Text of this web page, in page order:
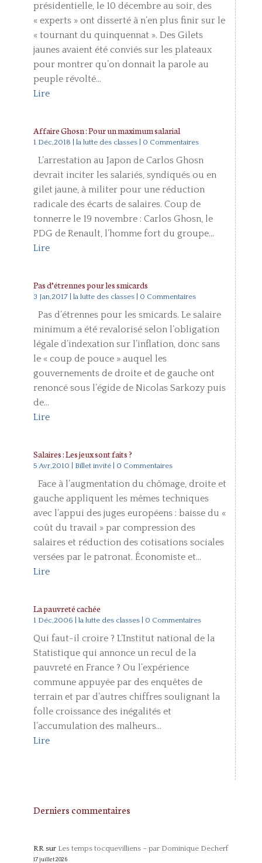
présidentielle, le 10 décembre au soir, des
« experts » ont disserté à n’en plus finir sur le
« tournant du quinquennat ». Des Gilets
jaunes avaient été conviés sur les plateaux
pour montrer qu’on donnait la parole au
peuple révolté...
Lire
Affaire Ghosn : Pour un maximum salarial
1 Déc,2018 la lutte des classes| 0 Commentaires
L’arrestation au Japon de Carlos Ghosn
devrait inciter les salariés, syndiqués ou en
gilet jaune, à militer pour une réduction
radicale des écarts de salaires. Coup de
tonnerre le 19 novembre : Carlos Ghosn, le
PDG de Renault, l’homme fort du groupe...
Lire
Pas d’étrennes pour les smicards
3 Jan,2017| la lutte des classes| 0 Commentaires
Pas d’étrennes pour les smicards. Le salaire
minimum a été revalorisé selon l’obligation
légale d’indexation sur l’inflation, donc sans
le « coup de pouce » auquel les
gouvernements de droite et de gauche ont
renoncé sous l’égide de Nicolas Sarkozy puis
de...
Lire
Salaires : Les jeux sont faits ?
5 Avr,2010 Billet invité| 0 Commentaires
Face à l’augmentation du chômage, droite et
gauche appliquent les mêmes techniques
avec l’appui des juges européens : baisse du «
coût du travail » par compression des
salaires et réduction des cotisations sociales
versées par le patronat. Économiste et...
Lire
La pauvreté cachée
1 Déc,2006 la lutte des classes| 0 Commentaires
Qui faut-il croire ? L’Institut national de la
Statistique qui annonce un recul de la
pauvreté en France ? Ou l’expérience
commune appuyée par des enquêtes de
terrain et par d’autres chiffres soulignant la
folle croissance des inégalités et
l’accumulation des malheurs...
Lire
Derniers commentaires
RRsur Les temps tocquevilliens – par Dominique Decherf
17 juillet 2026